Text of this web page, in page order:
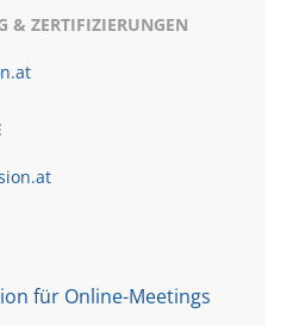
& ZERTIFIZIERUNGEN
für Online-Meetings